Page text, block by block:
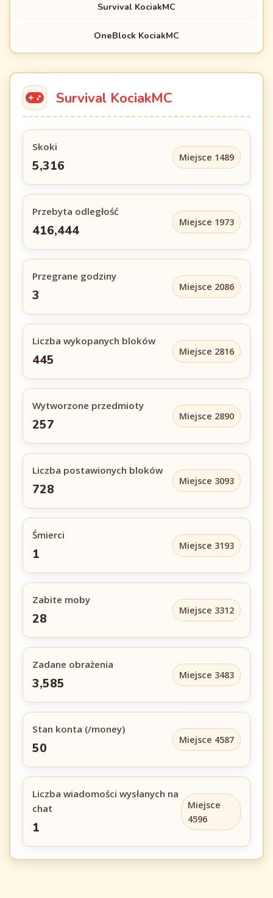
Survival KociakMC
OneBlock KociakMC
Survival KociakMC
Skoki
5,316
Miejsce 1489
Przebyta odległość
416,444
Miejsce 1973
Przegrane godziny
3
Miejsce 2086
Liczba wykopanych bloków
445
Miejsce 2816
Wytworzone przedmioty
257
Miejsce 2890
Liczba postawionych bloków
728
Miejsce 3093
Śmierci
1
Miejsce 3193
Zabite moby
28
Miejsce 3312
Zadane obrażenia
3,585
Miejsce 3483
Stan konta (/money)
50
Miejsce 4587
Liczba wiadomości wysłanych na
chat
1
Miejsce
4596